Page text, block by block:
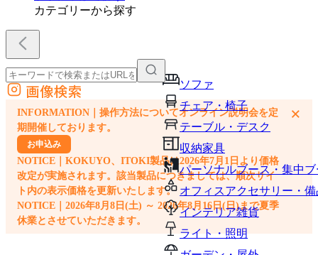
カテゴリーから探す
ソファ
チェア・椅子
テーブル・デスク
収納家具
パーソナルブース・集中
オフィスアクセサリー・備
インテリア雑貨
ライト・照明
外部サイトの商品をカートに追加
他のサイトで見つけた商品ページのURLを貼り付けて、カートに追加できます
画像検索
INFORMATION｜操作方法についてオンライン説明会を定
期開催しております。
お申込み
NOTICE｜KOKUYO、ITOKI製品は2026年7月1日より価格
改定が実施されます。該当製品につきましては、順次サイ
ト内の表示価格を更新いたします。
NOTICE｜2026年8月8日(土) ～ 2026年8月16日(日)まで夏季
休業とさせていただきます。
×